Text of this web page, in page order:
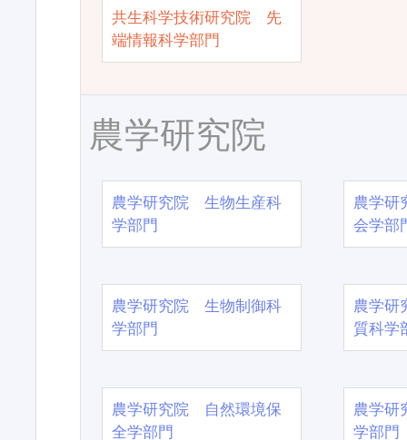
共生科学技術研究院 先
端情報科学部門
農学研究院
農学研究院 生物生産科
学部門
農学
会学部
農学研究院 生物制御科
学部門
農学
質科学
農学研究院 自然環境保
全学部門
農学
学部門